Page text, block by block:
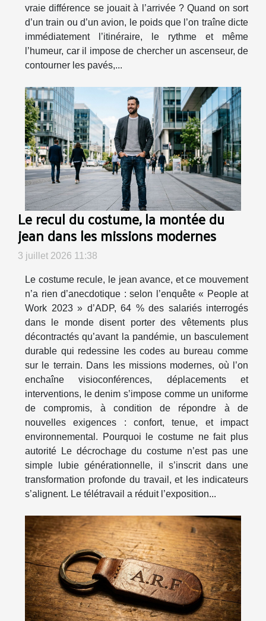
vraie différence se jouait à l’arrivée ? Quand on sort
d’un train ou d’un avion, le poids que l’on traîne dicte
immédiatement l’itinéraire, le rythme et même
l’humeur, car il impose de chercher un ascenseur, de
contourner les pavés,...
Le recul du costume, la montée du
jean dans les missions modernes
3 juillet 2026 11:38
Le costume recule, le jean avance, et ce mouvement
n’a rien d’anecdotique : selon l’enquête « People at
Work 2023 » d’ADP, 64 % des salariés interrogés
dans le monde disent porter des vêtements plus
décontractés qu’avant la pandémie, un basculement
durable qui redessine les codes au bureau comme
sur le terrain. Dans les missions modernes, où l’on
enchaîne visioconférences, déplacements et
interventions, le denim s’impose comme un uniforme
de compromis, à condition de répondre à de
nouvelles exigences : confort, tenue, et impact
environnemental. Pourquoi le costume ne fait plus
autorité Le décrochage du costume n’est pas une
simple lubie générationnelle, il s’inscrit dans une
transformation profonde du travail, et les indicateurs
s’alignent. Le télétravail a réduit l’exposition...